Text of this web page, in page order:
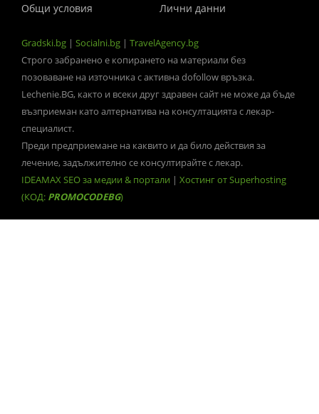
Общи условия
Лични данни
Gradski.bg | Socialni.bg | TravelAgency.bg
Строго забранено е копирането на материали без
позоваване на източника с активна dofollow връзка.
Lechenie.BG, както и всеки друг здравен сайт не може да бъде
възприеман като алтернатива на консултацията с лекар-
специалист.
Преди предприемане на каквито и да било действия за
лечение, задължително се консултирайте с лекар.
IDEAMAX SEO за медии & портали | Хостинг от Superhosting
(КОД: PROMOCODEBG)